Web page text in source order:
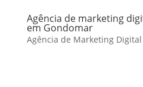
Agência de marketing
em Gondomar
Agência de Marketing